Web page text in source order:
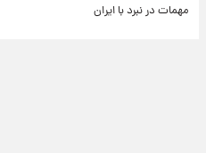
مهمات در نبرد با ایران